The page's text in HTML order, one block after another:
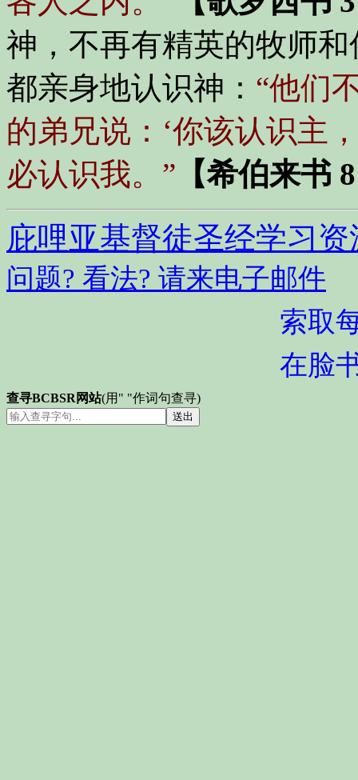
神，不再有精英的牧师
都亲身地认识神： “他们
的弟兄说：‘你该认识主
必认识我。” 【希伯来书
庇哩亚基督徒圣经学习资
问题? 看法? 请来电子邮件
索取
在脸
查寻BCBSR网站(用" "作词句查寻)